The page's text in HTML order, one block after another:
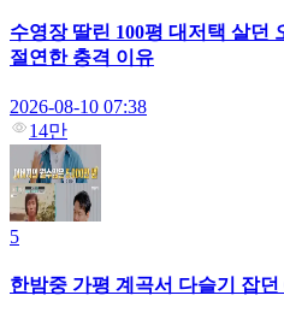
수영장 딸린 100평 대저택 살던
절연한 충격 이유
2026-08-10 07:38
14만
5
한밤중 가평 계곡서 다슬기 잡던